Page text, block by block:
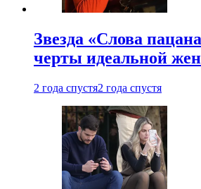
Звезда «Слова
черты идеальной
2 года спустя2 года спустя